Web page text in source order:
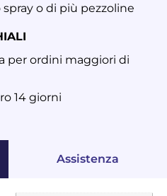
o di più pezzoline
per ordini maggiori di
14 giorni
Assistenza